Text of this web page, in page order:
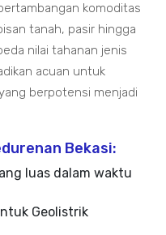
komoditas
tanah, pasir hingga
nilai tahanan jenis
acuan untuk
berpotensi menjadi
Bekasi:
luas dalam waktu
Geolistrik